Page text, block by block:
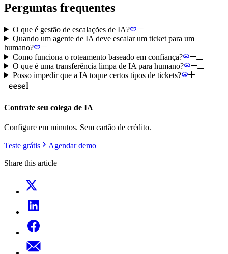
Perguntas frequentes
O que é gestão de escalações de IA?
Quando um agente de IA deve escalar um ticket para um
humano?
Como funciona o roteamento baseado em confiança?
O que é uma transferência limpa de IA para humano?
Posso impedir que a IA toque certos tipos de tickets?
Contrate seu colega de IA
Configure em minutos. Sem cartão de crédito.
Teste grátis
Agendar demo
Share this article